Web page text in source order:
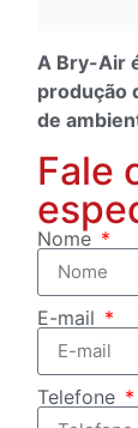
A Bry-Air
produção
de
Fale
Nome
E-mail
Telefone